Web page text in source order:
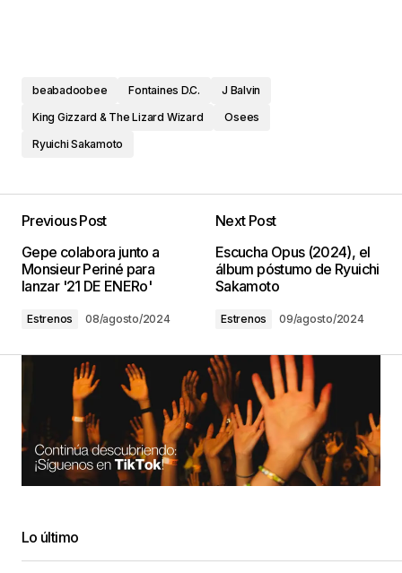
beabadoobee Fontaines D.C.
J Balvin
King Gizzard & The Lizard Wizard
Osees
Ryuichi Sakamoto
Previous Post
Gepe colabora junto a
Monsieur Periné para
lanzar '21 DE ENERo'
Estrenos 08/agosto/2024
Next Post
Escucha Opus (2024), el
álbum póstumo de Ryuichi
Sakamoto
Estrenos 09/agosto/2024
Lo último